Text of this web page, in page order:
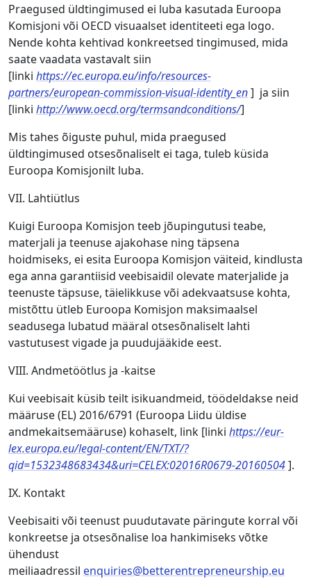
Praegused üldtingimused ei luba kasutada Euroopa
Komisjoni või OECD visuaalset identiteeti ega logo.
Nende kohta kehtivad konkreetsed tingimused, mida
saate vaadata vastavalt siin
[linki https://ec.europa.eu/info/resources-
partners/european-commission-visual-identity_en] ja siin
[linki http://www.oecd.org/termsandconditions/]
Mis tahes õiguste puhul, mida praegused
üldtingimused otsesõnaliselt ei taga, tuleb küsida
Euroopa Komisjonilt luba.
VII. Lahtiütlus
Kuigi Euroopa Komisjon teeb jõupingutusi teabe,
materjali ja teenuse ajakohase ning täpsena
hoidmiseks, ei esita Euroopa Komisjon väiteid, kindlusta
ega anna garantiisid veebisaidil olevate materjalide ja
teenuste täpsuse, täielikkuse või adekvaatsuse kohta,
mistõttu ütleb Euroopa Komisjon maksimaalsel
seadusega lubatud määral otsesõnaliselt lahti
vastutusest vigade ja puudujääkide eest.
VIII. Andmetöötlus ja -kaitse
Kui veebisait küsib teilt isikuandmeid, töödeldakse neid
määruse (EL) 2016/6791 (Euroopa Liidu üldise
andmekaitsemääruse) kohaselt, link [linki https://eur-
lex.europa.eu/legal-content/EN/TXT/?
qid=1532348683434&uri=CELEX:02016R0679-20160504].
IX. Kontakt
Veebisaiti või teenust puudutavate päringute korral või
konkreetse ja otsesõnalise loa hankimiseks võtke
ühendust
meiliaadressil enquiries@betterentrepreneurship.eu